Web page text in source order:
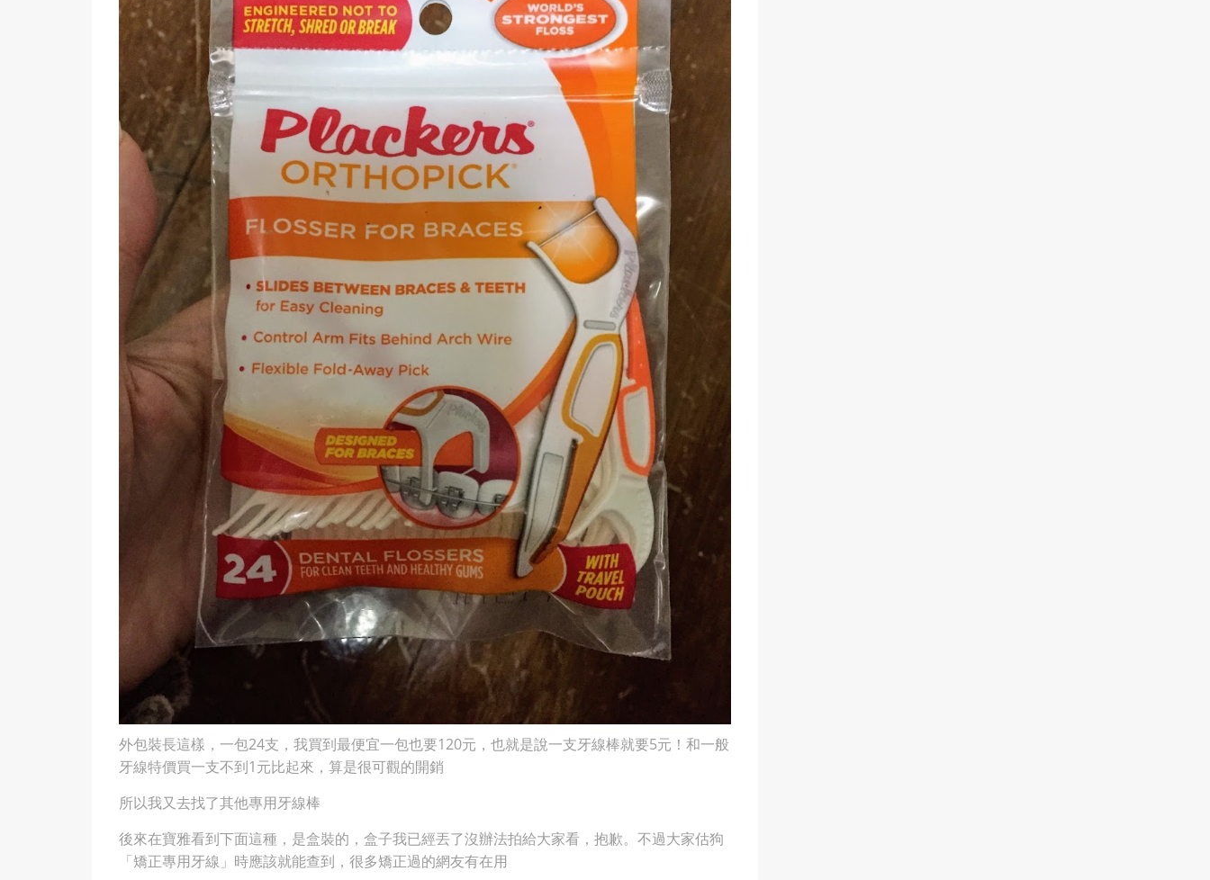
外包裝長這樣，一包24支，我買到最便宜一包也要120元，也就是說一支牙線棒就要5元！和一般
牙線特價買一支不到1元比起來，算是很可觀的開銷
所以我又去找了其他專用牙線棒
後來在寶雅看到下面這種，是盒裝的，盒子我已經丟了沒辦法拍給大家看，抱歉。不過大家估狗
「矯正專用牙線」時應該就能查到，很多矯正過的網友有在用